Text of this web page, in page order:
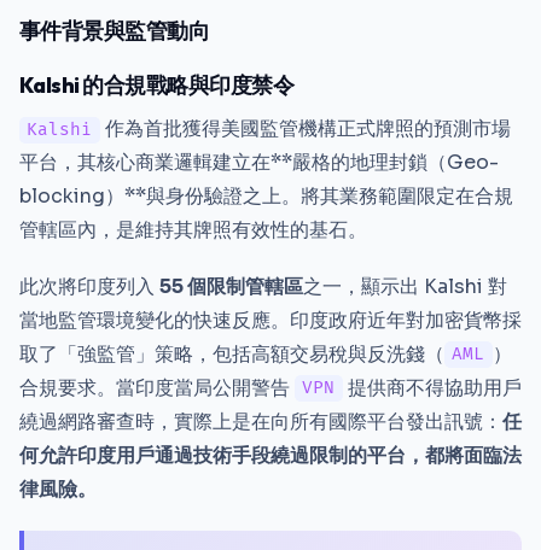
事件背景與監管動向
Kalshi 的合規戰略與印度禁令
Kalshi
作為首批獲得美國監管機構正式牌照的預測市場
平台，其核心商業邏輯建立在**嚴格的地理封鎖（Geo-
blocking）**與身份驗證之上。將其業務範圍限定在合規
管轄區內，是維持其牌照有效性的基石。
此次將印度列入 55 個限制管轄區之一，顯示出 Kalshi 對
當地監管環境變化的快速反應。印度政府近年對加密貨幣採
取了「強監管」策略，包括高額交易稅與反洗錢（ AML ）
合規要求。當印度當局公開警告
VPN
提供商不得協助用戶
繞過網路審查時，實際上是在向所有國際平台發出訊號： 任
何允許印度用戶通過技術手段繞過限制的平台，都將面臨法
律風險。